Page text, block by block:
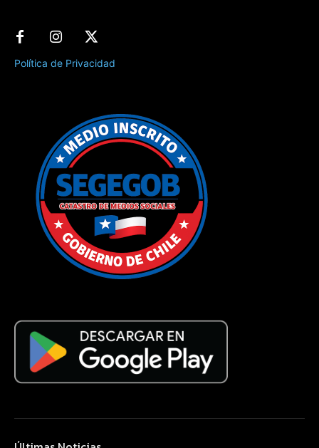
Política de Privacidad